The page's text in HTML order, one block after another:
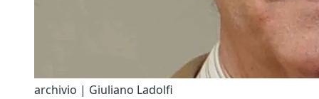
archivio | Giuliano Ladolfi